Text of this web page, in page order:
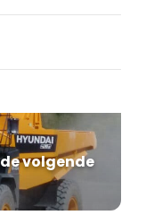
volgende